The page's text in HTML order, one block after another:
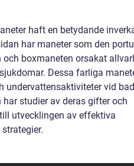
haft en betydande
har maneter som den
boxmaneten orsakat
Dessa farliga
undervattensaktiviteter vid
studier av deras gifter och
utvecklingen av effektiva